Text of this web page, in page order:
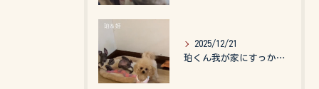
2025/12/21
珀くん我が家にすっかりなれて、キッズのお世話もしてくれて、今...